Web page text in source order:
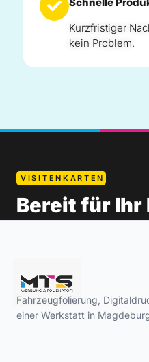
Kurzfristiger
kein Problem.
VISITENKARTEN
Bereit für Ihr
Fahrzeugfolierung,
einer Werkstatt in